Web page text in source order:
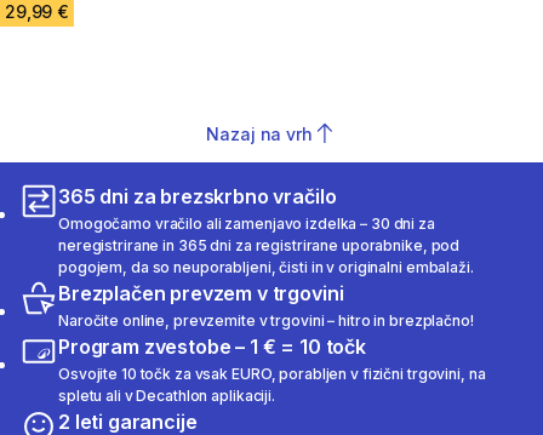
29,99 €
Nazaj na vrh
365 dni za brezskrbno vračilo
Omogočamo vračilo ali zamenjavo izdelka – 30 dni za
neregistrirane in 365 dni za registrirane uporabnike, pod
pogojem, da so neuporabljeni, čisti in v originalni embalaži.
Brezplačen prevzem v trgovini
Naročite online, prevzemite v trgovini – hitro in brezplačno!
Program zvestobe – 1 € = 10 točk
Osvojite 10 točk za vsak EURO, porabljen v fizični trgovini, na
spletu ali v Decathlon aplikaciji.
2 leti garancije